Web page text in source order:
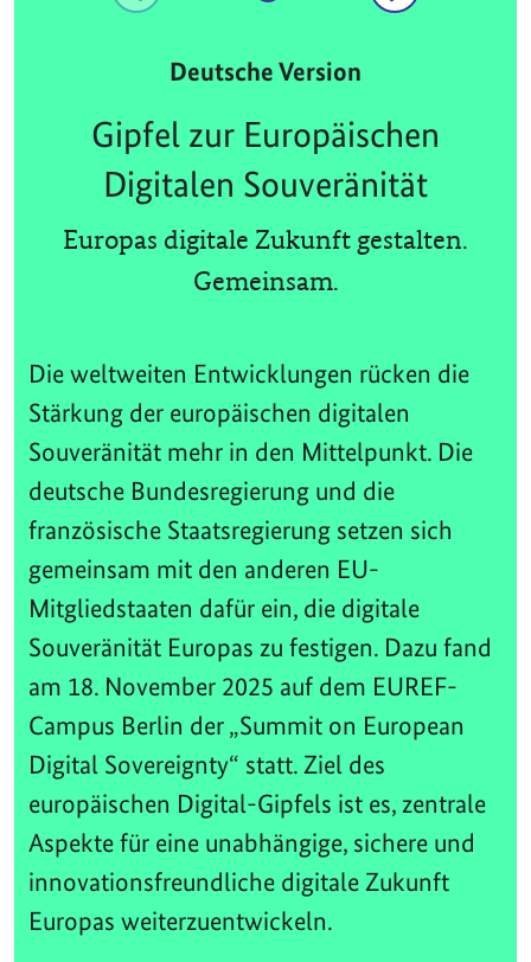
Deutsche Version
Gipfel zur Europäischen
Digitalen Souveränität
Europas digitale Zukunft gestalten.
Gemeinsam.
Die weltweiten Entwicklungen rücken die
Stärkung der europäischen digitalen
Souveränität mehr in den Mittelpunkt. Die
deutsche Bundesregierung und die
französische Staatsregierung setzen sich
gemeinsam mit den anderen EU-
Mitgliedstaaten dafür ein, die digitale
Souveränität Europas zu festigen. Dazu fand
am 18. November 2025 auf dem EUREF-
Campus Berlin der „Summit on European
Digital Sovereignty“ statt. Ziel des
europäischen Digital-Gipfels ist es, zentrale
Aspekte für eine unabhängige, sichere und
innovationsfreundliche digitale Zukunft
Europas weiterzuentwickeln.